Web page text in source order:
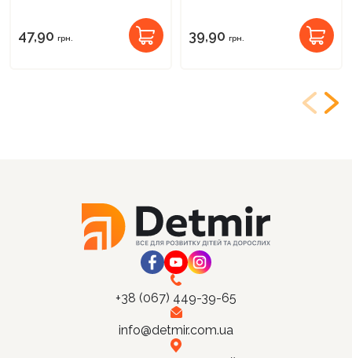
47,90 грн. 39,90 грн.
+38 (067) 449-39-65
info@detmir.com.ua